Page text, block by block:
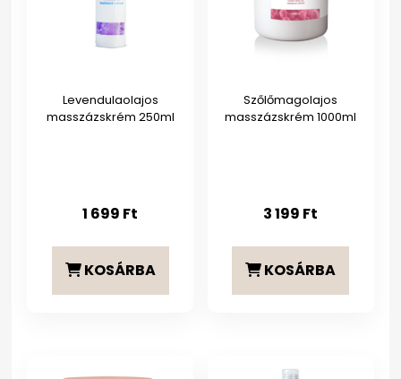
Levendulaolajos
masszázskrém 250ml
1 699 Ft
KOSÁRBA
Szőlőmagolajos
masszázskrém 1000ml
3 199 Ft
KOSÁRBA